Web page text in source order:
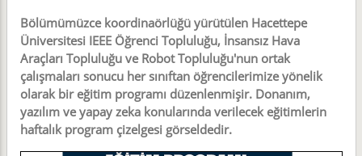
Bölümümüzce koordinaörlüğü yürütülen Hacettepe
Üniversitesi IEEE Öğrenci Topluluğu, İnsansız Hava
Araçları Topluluğu ve Robot Topluluğu'nun ortak
çalışmaları sonucu her sınıftan öğrencilerimize yönelik
olarak bir eğitim programı düzenlenmişir. Donanım,
yazılım ve yapay zeka konularında verilecek eğitimlerin
haftalık program çizelgesi görseldedir.